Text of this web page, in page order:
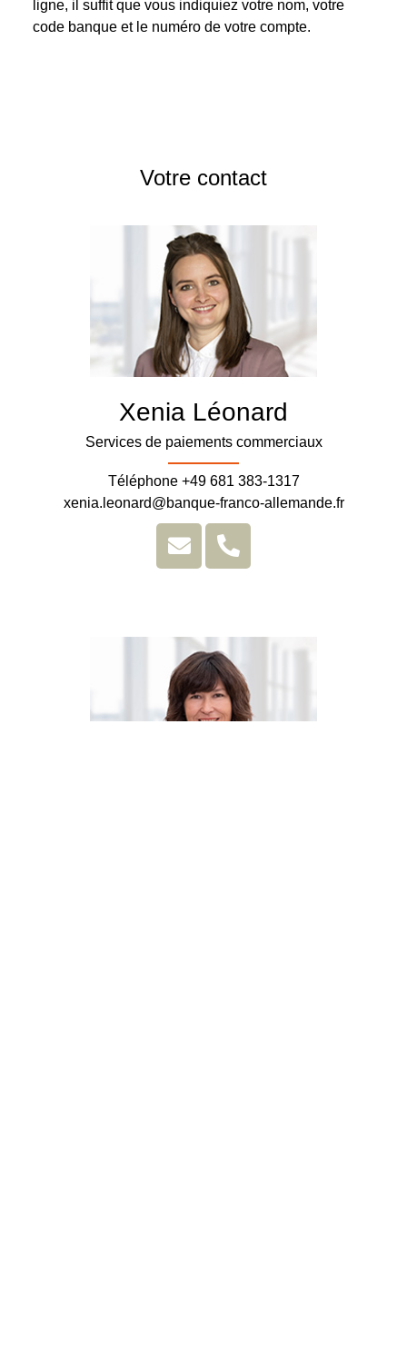
ligne, il suffit que vous indiquiez votre nom, votre
code banque et le numéro de votre compte.
Votre contact
Xenia Léonard
Services de paiements commerciaux
Téléphone +49 681 383-1317
xenia.leonard@banque-franco-allemande.fr